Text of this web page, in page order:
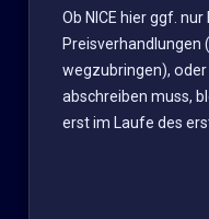
Ob NICE hier ggf.
Preisverhandlungen
wegzubringen),
abschreiben muss,
erst im Laufe des